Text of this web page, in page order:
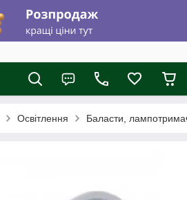
Освітлення Баласти,